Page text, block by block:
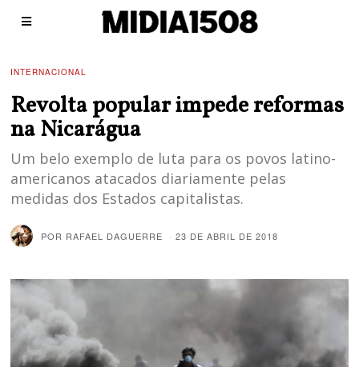
INTERNACIONAL
Revolta popular impede reformas
na Nicarágua
Um belo exemplo de luta para os povos latino-
americanos atacados diariamente pelas
medidas dos Estados capitalistas.
POR RAFAEL DAGUERRE 23 DE ABRIL DE 2018